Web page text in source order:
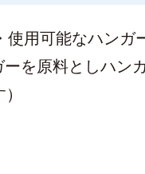
使用可能なハンガ
を原料としハン